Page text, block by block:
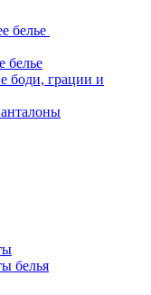
белье
белье
боди, грации и
белья